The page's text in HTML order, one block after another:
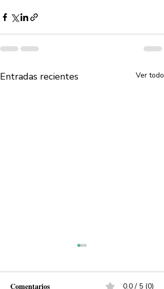
Entradas recientes Ver todo
Comentarios 0.0 / 5 (0)